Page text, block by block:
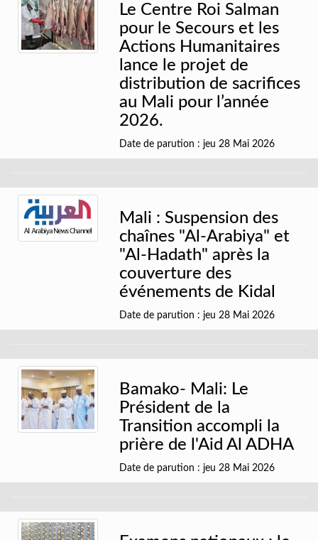
Le Centre Roi Salman
pour le Secours et les
Actions Humanitaires
lance le projet de
distribution de sacrifices
au Mali pour l’année
2026.
Date de parution : jeu 28 Mai 2026
Mali : Suspension des
chaînes "Al-Arabiya" et
"Al-Hadath" après la
couverture des
événements de Kidal
Date de parution : jeu 28 Mai 2026
Bamako- Mali: Le
Président de la
Transition accompli la
prière de l'Aid Al ADHA
Date de parution : jeu 28 Mai 2026